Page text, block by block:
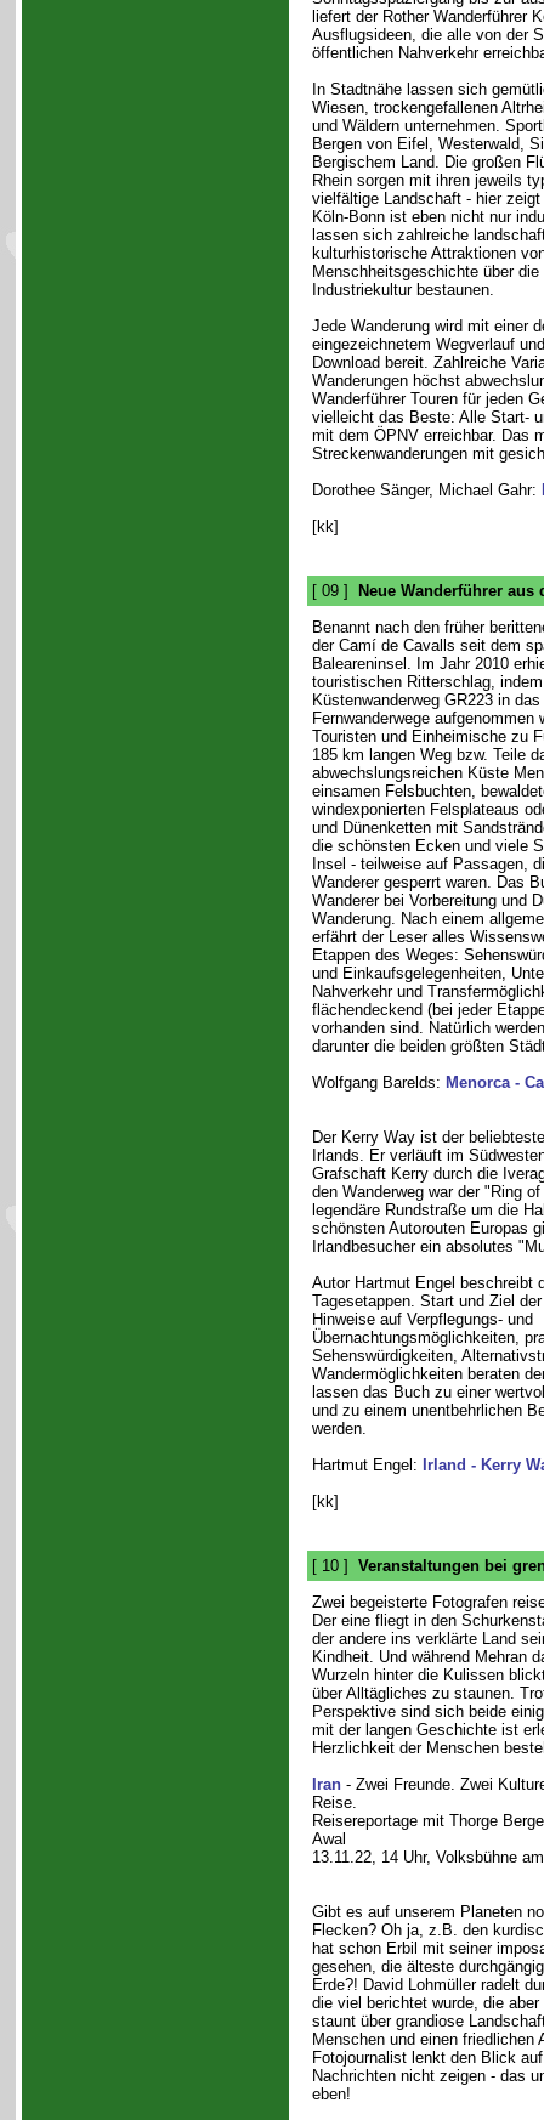
liefert der Rother Wanderführer
Ausflugsideen, die alle von der
öffentlichen Nahverkehr
In Stadtnähe lassen sich
Wiesen, trockengefallenen
und Wäldern unternehmen.
Bergen von Eifel, Westerwald,
Bergischem Land. Die großen
Rhein sorgen mit ihren jeweils
vielfältige Landschaft - hier
Köln-Bonn ist eben nicht nur
lassen sich zahlreiche
kulturhistorische Attraktionen
Menschheitsgeschichte über
Industriekultur bestaunen.
Jede Wanderung wird mit einer
eingezeichnetem Wegverlauf
Download bereit. Zahlreiche
Wanderungen höchst
Wanderführer Touren für jeden
vielleicht das Beste: Alle Start-
mit dem ÖPNV erreichbar. Das
Streckenwanderungen mit
Dorothee Sänger, Michael Gahr:
[kk]
[ 09 ]
Neue Wanderführer aus
Benannt nach den früher
der Camí de Cavalls seit dem
Baleareninsel. Im Jahr 2010
touristischen Ritterschlag,
Küstenwanderweg GR223 in
Fernwanderwege
Touristen und Einheimische zu
185 km langen Weg bzw. Teile
abwechslungsreichen Küste
einsamen Felsbuchten,
windexponierten Felsplateaus
und Dünenketten mit
die schönsten Ecken und viele
Insel - teilweise auf Passagen,
Wanderer gesperrt waren. Das
Wanderer bei Vorbereitung und
Wanderung. Nach einem
erfährt der Leser alles
Etappen des Weges:
und Einkaufsgelegenheiten,
Nahverkehr und
flächendeckend (bei jeder
vorhanden sind. Natürlich
darunter die beiden größten
Wolfgang Barelds: Menorca -
Der Kerry Way ist der
Irlands. Er verläuft im
Grafschaft Kerry durch die
den Wanderweg war der "Ring
legendäre Rundstraße um die
schönsten Autorouten Europas
Irlandbesucher ein absolutes
Autor Hartmut Engel beschreibt
Tagesetappen. Start und Ziel
Hinweise auf Verpflegungs- und
Übernachtungsmöglichkeiten,
Sehenswürdigkeiten,
Wandermöglichkeiten beraten
lassen das Buch zu einer
und zu einem unentbehrlichen
werden.
Hartmut Engel:
Irland - Kerry
[kk]
[ 10 ] Veranstaltungen bei
Zwei begeisterte Fotografen
Der eine fliegt in den
der andere ins verklärte Land
Kindheit. Und während Mehran
Wurzeln hinter die Kulissen
über Alltägliches zu staunen.
Perspektive sind sich beide
mit der langen Geschichte ist
Herzlichkeit der Menschen
Iran- Zwei Freunde. Zwei
Reise.
Reisereportage mit Thorge
Awal
13.11.22, 14 Uhr, Volksbühne
Gibt es auf unserem Planeten
Flecken? Oh ja, z.B. den
hat schon Erbil mit seiner
gesehen, die älteste
Erde?! David Lohmüller radelt
die viel berichtet wurde, die
staunt über grandiose
Menschen und einen friedlichen
Fotojournalist lenkt den Blick
Nachrichten nicht zeigen - das
eben!